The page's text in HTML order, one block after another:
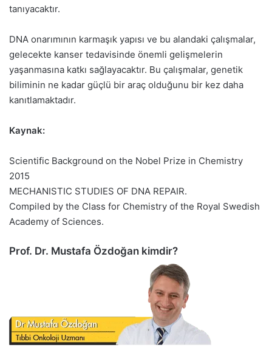
tanıyacaktır.
DNA onarımının karmaşık yapısı ve bu alandaki çalışmalar,
gelecekte kanser tedavisinde önemli gelişmelerin
yaşanmasına katkı sağlayacaktır. Bu çalışmalar, genetik
biliminin ne kadar güçlü bir araç olduğunu bir kez daha
kanıtlamaktadır.
Kaynak:
Scientific Background on the Nobel Prize in Chemistry
2015
MECHANISTIC STUDIES OF DNA REPAIR.
Compiled by the Class for Chemistry of the Royal Swedish
Academy of Sciences.
Prof. Dr. Mustafa Özdoğan kimdir?